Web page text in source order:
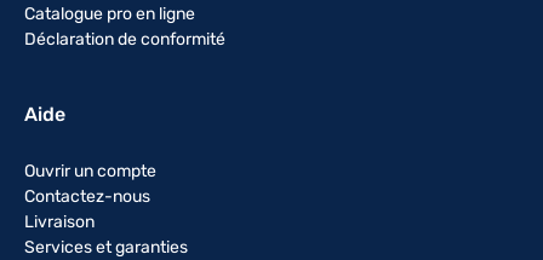
Catalogue pro en ligne
Déclaration de conformité
Aide
Ouvrir un compte
Contactez-nous
Livraison
Services et garanties